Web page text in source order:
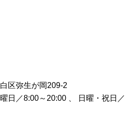
区弥生が岡209-2
曜日／8:00～20:00 、 日曜・祝日／